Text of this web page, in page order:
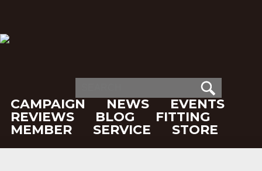
CAMPAIGN NEWS
EVENTS
REVIEWS
BLOG
FITTING
MEMBER
SERVICE STORE